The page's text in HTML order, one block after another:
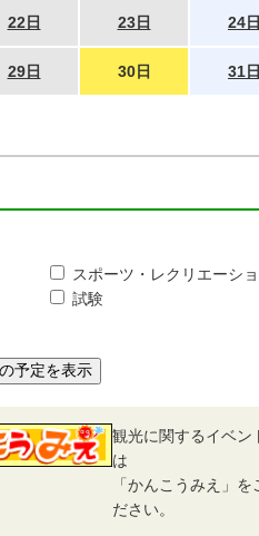
22日 23日 24日
29日 30日 31日
スポーツ・レクリエーシ
試験
予定を表示
観光に関するイベン
は
「かんこうみえ」を
ださい。